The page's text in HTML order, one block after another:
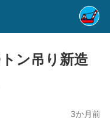
ン吊り新造
3か月前